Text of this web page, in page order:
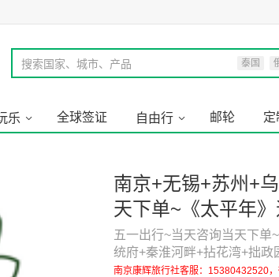
搜索国家、城市、产品 泰国
乐 全球签证 自由行 邮轮 定
南京+无锡+苏州+
天下单~《太平年
出行~游总统府+秦
栅+西湖+灵隐飞来
五一出行~当天咨询当天下单
统府+秦淮河畔+拈花湾+拙
南京康辉旅行社客服：15380432520